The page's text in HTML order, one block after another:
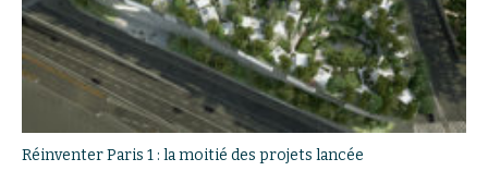
Réinventer Paris 1 : la moitié des projets lancée